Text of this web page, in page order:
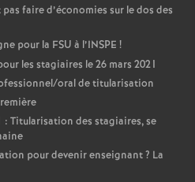
faire d’économies sur le dos des
pour la FSU à l’INSPE !
les stagiaires le 26 mars 2021
oral de titularisation
Titularisation des stagiaires, se
pour devenir enseignant? La